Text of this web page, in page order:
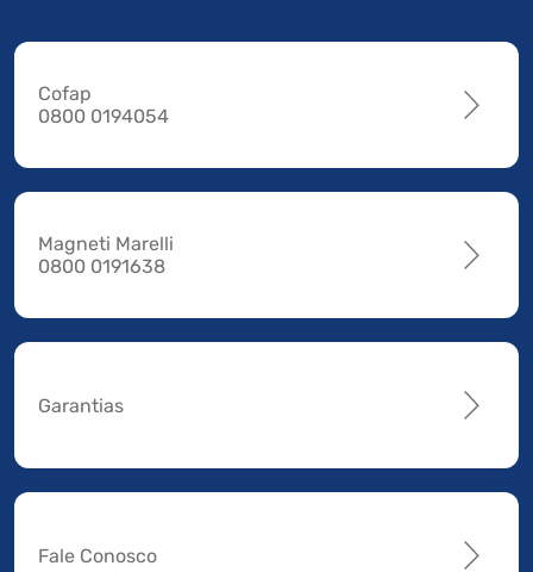
Cofap
0800 0194054
Magneti Marelli
0800 0191638
Garantias
Fale Conosco